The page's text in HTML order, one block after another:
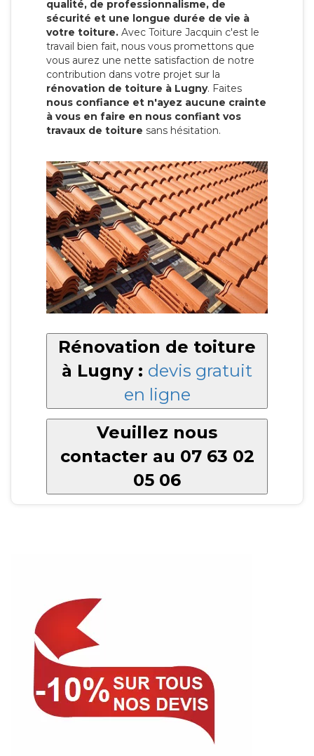
qualité, de professionnalisme, de
sécurité et une longue durée de vie à
votre toiture. Avec Toiture Jacquin c'est le
travail bien fait, nous vous promettons que
vous aurez une nette satisfaction de notre
contribution dans votre projet sur la
rénovation de toiture à Lugny. Faites
nous confiance et n'ayez aucune crainte
à vous en faire en nous confiant vos
travaux de toiture sans hésitation.
Rénovation de toiture
à Lugny : devis gratuit
en ligne
Veuillez nous
contacter au 07 63 02
05 06